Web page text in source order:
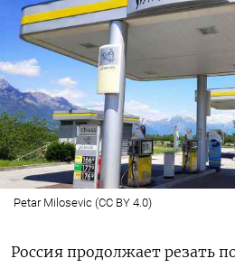
Petar Milosevic (CC BY 4.0)
Россия продолжает резать